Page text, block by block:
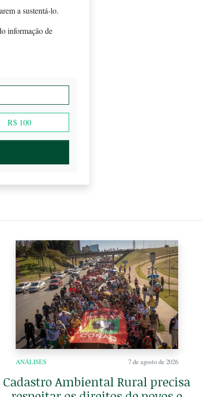
a sustentá-lo.
informação de
R$ 100
ANÁLISES 7 de agosto de 2026
Cadastro Ambiental Rural precisa